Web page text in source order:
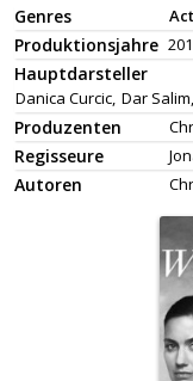
Genres
Produktionsjahre
Hauptdarsteller
Danica Curcic, Dar Salim,
Produzenten
Regisseure
Autoren